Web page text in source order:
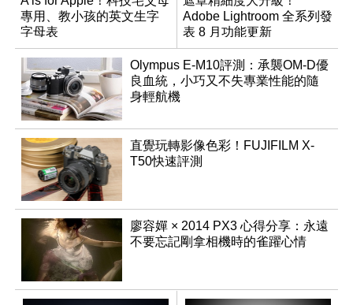
專用、教小孩的英文生字
字母表
Adobe Lightroom 全系列發
表 8 月功能更新
Olympus E-M10評測：承襲OM-D優
良血統，小巧又不失專業性能的隨
身輕航機
直覺玩轉影像色彩！FUJIFILM X-
T50快速評測
廖容嬋 × 2014 PX3 心得分享：永遠
不要忘記剛拿相機時的雀躍心情